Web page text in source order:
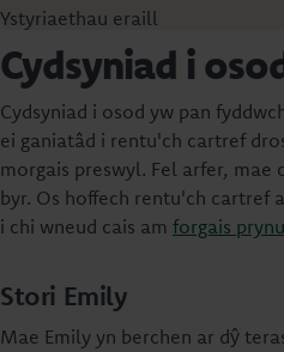
Ystyriaethau eraill
Cydsyniad i
Cydsyniad i osod yw pan
ei ganiatâd i rentu'ch cartref
morgais preswyl. Fel arfer, mae
byr. Os hoffech rentu'ch cartref
i chi wneud cais am forgais
Stori Emily
Mae Emily yn berchen ar dŷ